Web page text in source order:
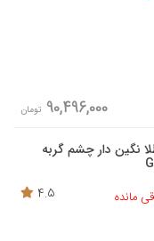
90,496,000 تومان
نگین دار چشم گربه
4.5